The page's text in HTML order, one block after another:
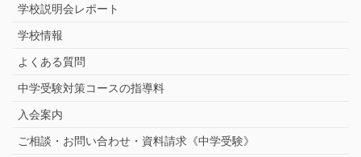
学校説明会レポート
学校情報
よくある質問
中学受験対策コースの指導料
入会案内
ご相談・お問い合わせ・資料請求《中学受験》